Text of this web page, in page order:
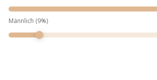
Männlich (9%)